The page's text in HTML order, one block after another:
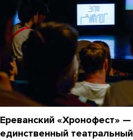
Ереванский «Хронофест» —
единственный театральный